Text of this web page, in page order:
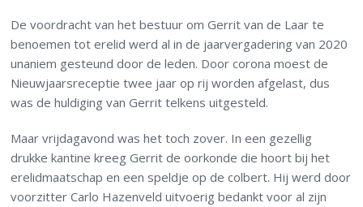
De voordracht van het bestuur om Gerrit van de Laar te
benoemen tot erelid werd al in de jaarvergadering van 2020
unaniem gesteund door de leden. Door corona moest de
Nieuwjaarsreceptie twee jaar op rij worden afgelast, dus
was de huldiging van Gerrit telkens uitgesteld.
Maar vrijdagavond was het toch zover. In een gezellig
drukke kantine kreeg Gerrit de oorkonde die hoort bij het
erelidmaatschap en een speldje op de colbert. Hij werd door
voorzitter Carlo Hazenveld uitvoerig bedankt voor al zijn